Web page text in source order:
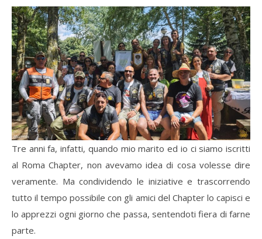
Tre anni fa, infatti, quando mio marito ed io ci siamo iscritti
al Roma Chapter, non avevamo idea di cosa volesse dire
veramente. Ma condividendo le iniziative e trascorrendo
tutto il tempo possibile con gli amici del Chapter lo capisci e
lo apprezzi ogni giorno che passa, sentendoti fiera di farne
parte.